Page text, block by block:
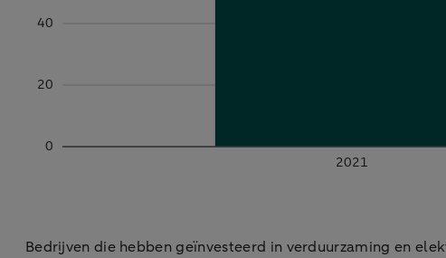
Bedrijven die hebben geïnvesteerd in verduurzaming en